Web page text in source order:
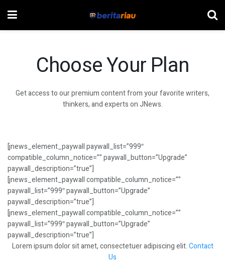
Choose Your Plan
Get access to our premium content from your favorite writers,
thinkers, and experts on JNews.
[jnews_element_paywall paywall_list=”999″
compatible_column_notice=”” paywall_button=”Upgrade”
paywall_description=”true”]
[jnews_element_paywall compatible_column_notice=””
paywall_list=”999″ paywall_button=”Upgrade”
paywall_description=”true”]
[jnews_element_paywall compatible_column_notice=””
paywall_list=”999″ paywall_button=”Upgrade”
paywall_description=”true”]
Lorem ipsum dolor sit amet, consectetuer adipiscing elit.Contact
Us